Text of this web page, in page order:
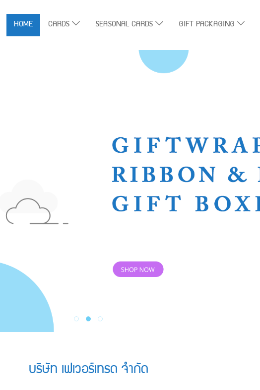
HOME CARDS SEASONAL CARDS GIFT PACKAGING
บริษัท เฟเวอร์เทรด จำกัด